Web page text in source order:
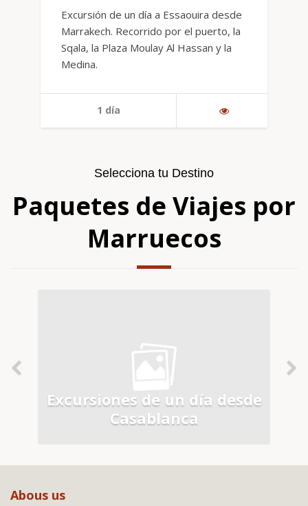
Excursión de un día a Essaouira desde
Marrakech. Recorrido por el puerto, la
Sqala, la Plaza Moulay Al Hassan y la
Medina.
1 día
Selecciona tu Destino
Paquetes de Viajes por
Marruecos
Excursiones de un día desde
Casablanca
Abous us